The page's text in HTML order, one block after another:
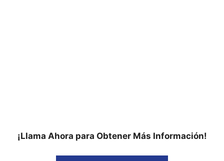
¡Llama Ahora para Obtener Más Información!